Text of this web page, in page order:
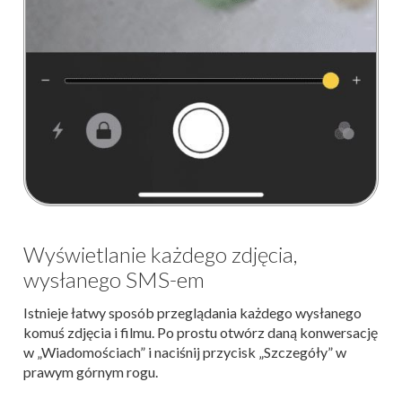
Wyświetlanie każdego zdjęcia,
wysłanego SMS-em
Istnieje łatwy sposób przeglądania każdego wysłanego
komuś zdjęcia i filmu. Po prostu otwórz daną konwersację
w „Wiadomościach” i naciśnij przycisk „Szczegóły” w
prawym górnym rogu.